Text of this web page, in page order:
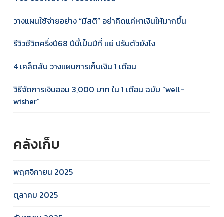
วางแผนใช้จ่ายอย่าง “มีสติ” อย่าคิดแค่หาเงินให้มากขึ้น
รีวิวชีวิตครึ่งปี68 ปีนี้เป็นปีที่ แย่ ปรับตัวยังไง
4 เคล็ดลับ วางแผนการเก็บเงิน 1 เดือน
วิธีจัดการเงินออม 3,000 บาท ใน 1 เดือน ฉบับ “well-
wisher”
คลังเก็บ
พฤศจิกายน 2025
ตุลาคม 2025